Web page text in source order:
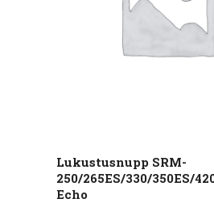
Lukustusnupp SRM-
250/265ES/330/350ES/
Echo